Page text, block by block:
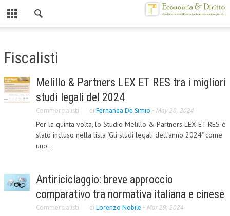
CHI SIAMO
MISSION
CENTRO STUDI
ATTO COSTITUTIVO E STATUTO
DIREZIONE SCIENTIFICA
Fiscalisti
Melillo & Partners LEX ET RES tra i migliori
studi legali del 2024
Commercialisti di Fernanda De Simio - May 20, 2024
Per la quinta volta, lo Studio Melillo & Partners LEX ET RES è
stato incluso nella lista "Gli studi legali dell’anno 2024" come
uno...
Antiriciclaggio: breve approccio
comparativo tra normativa italiana e cinese
Commercialisti di Lorenzo Nobile - Mar 29, 2024